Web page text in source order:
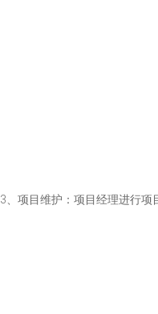
3、项目维护：项目经理进行项